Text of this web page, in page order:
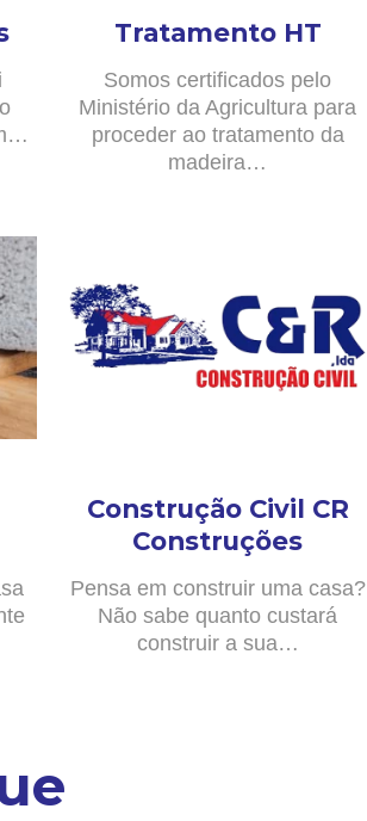
Tratamento HT
Somos certificados pelo
Ministério da Agricultura para
proceder ao tratamento da
madeira…
Construção Civil CR
Construções
Pensa em construir uma casa?
Não sabe quanto custará
construir a sua…